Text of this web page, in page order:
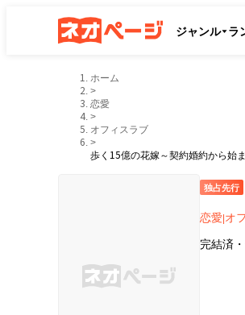
ジャンル ラ
ホーム
>
恋愛
>
オフィスラブ
>
歩く15億の花嫁～契約婚約から始
独占先行
恋愛|オ
完結済 ・